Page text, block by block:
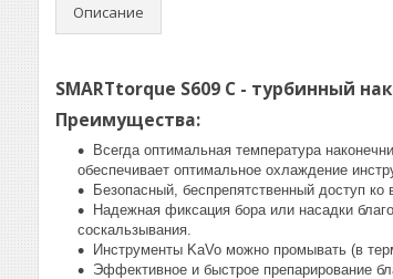
Описание
SMARTtorque S609 C - турбинный
Преимущества:
Всегда оптимальная температура
обеспечивает оптимальное охлаждение
Безопасный, беспрепятственный доступ
Надежная фиксация бора или насадки
соскальзывания.
Инструменты KaVo можно промывать (в
Эффективное и быстрое препарирование